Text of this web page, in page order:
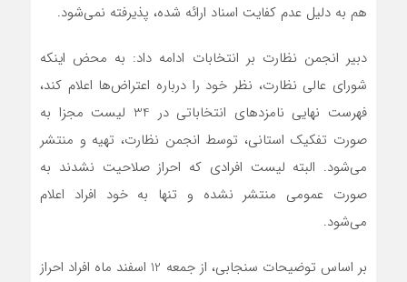
هم به دلیل عدم کفایت اسناد ارائه شده، پذیرفته نمی‌شود.
دبیر انجمن نظارت بر انتخابات ادامه داد: به محض اینکه
شورای عالی نظارت، نظر خود را درباره اعتراض‌ها اعلام کند،
فهرست نهایی نامزدهای انتخاباتی در 34 لیست مجزا به
صورت تفکیک استانی، توسط انجمن نظارت، تهیه و منتشر
می‌شود. البته لیست افرادی که احراز صلاحیت نشدند به
صورت عمومی منتشر نشده و تنها به خود افراد اعلام
می‌شود.
بر اساس توضیحات سنجابی، از جمعه 12 اسفند ماه افراد احراز